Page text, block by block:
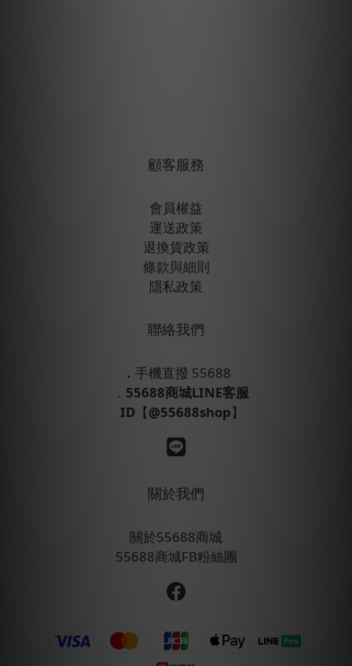
顧客服務
會員權益
運送政策
退換貨政策
條款與細則
隱私政策
聯絡我們
． 手機直撥 55688
． 55688商城LINE客服
ID 【@55688shop】
關於我們
關於55688商城
55688商城FB粉絲團